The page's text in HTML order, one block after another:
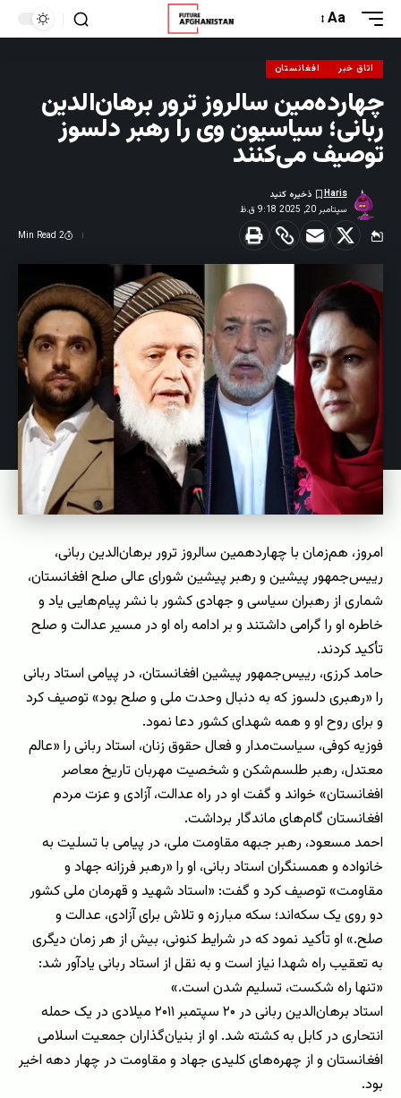
Aa
اتاق خبر افغانستان
چهارده‌مین سالروز ترور برهان‌الدین
ربانی؛ سیاسیون وی را رهبر دلسوز
توصیف می‌کنند
سپتامبر 20, 2025 9:18 ق.ظ
Haris
2 Min Read
امروز، هم‌زمان با چهاردهمین سالروز ترور برهان‌الدین ربانی،
رییس‌جمهور پیشین و رهبر پیشین شورای عالی صلح افغانستان،
شماری از رهبران سیاسی و جهادی کشور با نشر پیام‌هایی یاد و
خاطره او را گرامی داشتند و بر ادامه راه او در مسیر عدالت و صلح
تأکید کردند.
حامد کرزی، رییس‌جمهور پیشین افغانستان، در پیامی استاد ربانی
را «رهبری دلسوز که به دنبال وحدت ملی و صلح بود» توصیف کرد
و برای روح او و همه شهدای کشور دعا نمود.
فوزیه کوفی، سیاست‌مدار و فعال حقوق زنان، استاد ربانی را «عالم
معتدل، رهبر طلسم‌شکن و شخصیت مهربان تاریخ معاصر
افغانستان» خواند و گفت او در راه عدالت، آزادی و عزت مردم
افغانستان گام‌های ماندگار برداشت.
احمد مسعود، رهبر جبهه مقاومت ملی، در پیامی با تسلیت به
خانواده و همسنگران استاد ربانی، او را «رهبر فرزانه جهاد و
مقاومت» توصیف کرد و گفت: «استاد شهید و قهرمان ملی کشور
دو روی یک سکه‌اند؛ سکه مبارزه و تلاش برای آزادی، عدالت و
صلح.» او تأکید نمود که در شرایط کنونی، بیش از هر زمان دیگری
به تعقیب راه شهدا نیاز است و به نقل از استاد ربانی یادآور شد:
«تنها راه شکست، تسلیم شدن است.»
استاد برهان‌الدین ربانی در ۲۰ سپتمبر ۲۰۱۱ میلادی در یک حمله
انتحاری در کابل به کشته شد. او از بنیان‌گذاران جمعیت اسلامی
افغانستان و از چهره‌های کلیدی جهاد و مقاومت در چهار دهه اخیر
بود.